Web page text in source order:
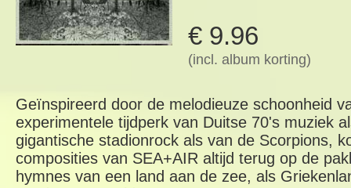
€ 9.96
(incl. album korting)
Geïnspireerd door de melodieuze schoonheid
experimentele tijdperk van Duitse 70's muziek
gigantische stadionrock als van de Scorpions,
composities van SEA+AIR altijd terug op de
hymnes van een land aan de zee, als